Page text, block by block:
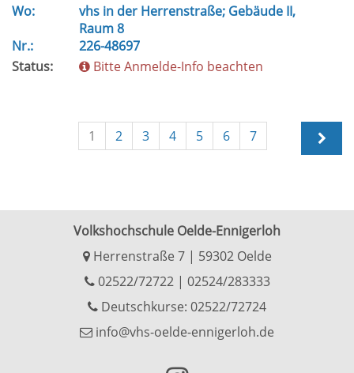
Wo:
vhs in der Herrenstraße; Gebäude II,
Raum 8
Nr.:
226-48697
Status:
Bitte Anmelde-Info beachten
1 2 3 4 5 6 7
Volkshochschule Oelde-Ennigerloh
Herrenstraße 7 | 59302 Oelde
02522/72722| 02524/283333
Deutschkurse: 02522/72724
info@vhs-oelde-ennigerloh.de